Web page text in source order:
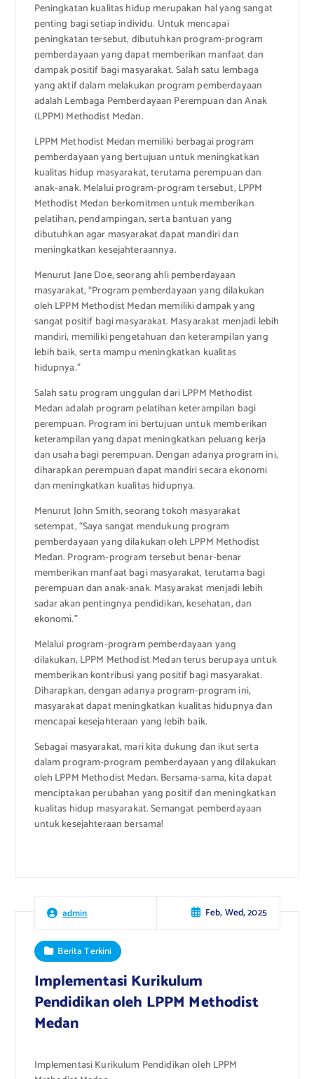
Peningkatan kualitas hidup merupakan hal yang sangat
penting bagi setiap individu. Untuk mencapai
peningkatan tersebut, dibutuhkan program-program
pemberdayaan yang dapat memberikan manfaat dan
dampak positif bagi masyarakat. Salah satu lembaga
yang aktif dalam melakukan program pemberdayaan
adalah Lembaga Pemberdayaan Perempuan dan Anak
(LPPM) Methodist Medan.
LPPM Methodist Medan memiliki berbagai program
pemberdayaan yang bertujuan untuk meningkatkan
kualitas hidup masyarakat, terutama perempuan dan
anak-anak. Melalui program-program tersebut, LPPM
Methodist Medan berkomitmen untuk memberikan
pelatihan, pendampingan, serta bantuan yang
dibutuhkan agar masyarakat dapat mandiri dan
meningkatkan kesejahteraannya.
Menurut Jane Doe, seorang ahli pemberdayaan
masyarakat, “Program pemberdayaan yang dilakukan
oleh LPPM Methodist Medan memiliki dampak yang
sangat positif bagi masyarakat. Masyarakat menjadi lebih
mandiri, memiliki pengetahuan dan keterampilan yang
lebih baik, serta mampu meningkatkan kualitas
hidupnya.”
Salah satu program unggulan dari LPPM Methodist
Medan adalah program pelatihan keterampilan bagi
perempuan. Program ini bertujuan untuk memberikan
keterampilan yang dapat meningkatkan peluang kerja
dan usaha bagi perempuan. Dengan adanya program ini,
diharapkan perempuan dapat mandiri secara ekonomi
dan meningkatkan kualitas hidupnya.
Menurut John Smith, seorang tokoh masyarakat
setempat, “Saya sangat mendukung program
pemberdayaan yang dilakukan oleh LPPM Methodist
Medan. Program-program tersebut benar-benar
memberikan manfaat bagi masyarakat, terutama bagi
perempuan dan anak-anak. Masyarakat menjadi lebih
sadar akan pentingnya pendidikan, kesehatan, dan
ekonomi.”
Melalui program-program pemberdayaan yang
dilakukan, LPPM Methodist Medan terus berupaya untuk
memberikan kontribusi yang positif bagi masyarakat.
Diharapkan, dengan adanya program-program ini,
masyarakat dapat meningkatkan kualitas hidupnya dan
mencapai kesejahteraan yang lebih baik.
Sebagai masyarakat, mari kita dukung dan ikut serta
dalam program-program pemberdayaan yang dilakukan
oleh LPPM Methodist Medan. Bersama-sama, kita dapat
menciptakan perubahan yang positif dan meningkatkan
kualitas hidup masyarakat. Semangat pemberdayaan
untuk kesejahteraan bersama!
admin Feb, Wed, 2025
Berita Terkini
Implementasi Kurikulum
Pendidikan oleh LPPM Methodist
Medan
Implementasi Kurikulum Pendidikan oleh LPPM